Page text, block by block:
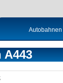
Autobahnen